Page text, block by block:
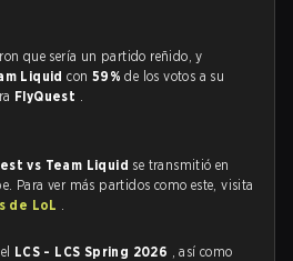
que sería un partido reñido, y
Liquidcon 59%de los votos a su
FlyQuest .
vs Team Liquid se transmitió en
Para ver más partidos como este, visita
de LoL .
LCS - LCS Spring 2026 , así como